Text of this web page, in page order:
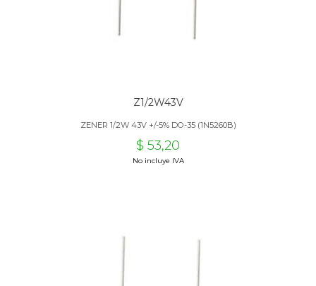
Z1/2W43V
ZENER 1/2W 43V +/-5% DO-35 (1N5260B)
$ 53,20
No incluye IVA